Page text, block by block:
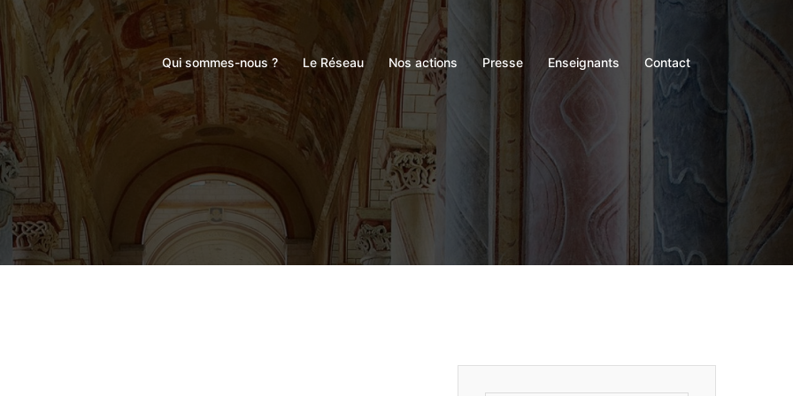
Qui sommes-nous ? Le Réseau Nos actions Presse Enseignants Contact